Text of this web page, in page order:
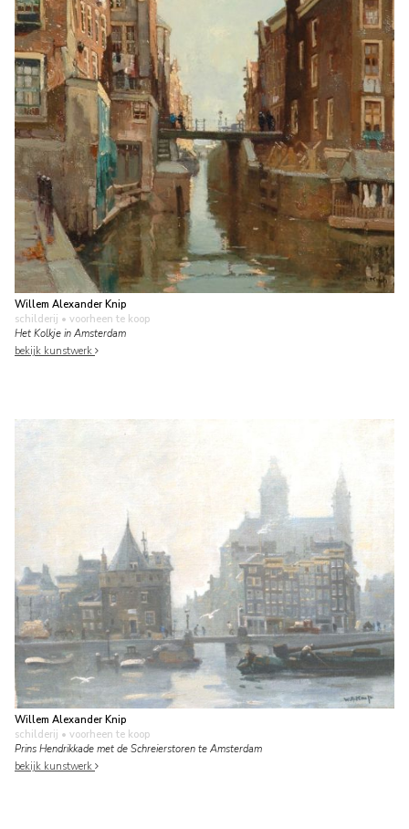
Willem Alexander Knip
schilderij • voorheen te koop
Het Kolkje in Amsterdam
bekijk kunstwerk
Willem Alexander Knip
schilderij • voorheen te koop
Prins Hendrikkade met de Schreierstoren te Amsterdam
bekijk kunstwerk